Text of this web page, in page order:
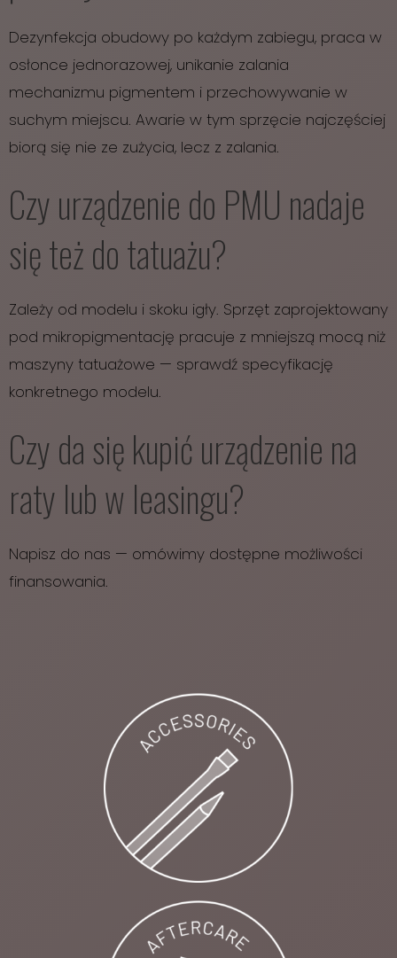
Dezynfekcja obudowy po każdym zabiegu, praca w
osłonce jednorazowej, unikanie zalania
mechanizmu pigmentem i przechowywanie w
suchym miejscu. Awarie w tym sprzęcie najczęściej
biorą się nie ze zużycia, lecz z zalania.
Czy urządzenie do PMU nadaje
się też do tatuażu?
Zależy od modelu i skoku igły. Sprzęt zaprojektowany
pod mikropigmentację pracuje z mniejszą mocą niż
maszyny tatuażowe — sprawdź specyfikację
konkretnego modelu.
Czy da się kupić urządzenie na
raty lub w leasingu?
Napisz do nas — omówimy dostępne możliwości
finansowania.